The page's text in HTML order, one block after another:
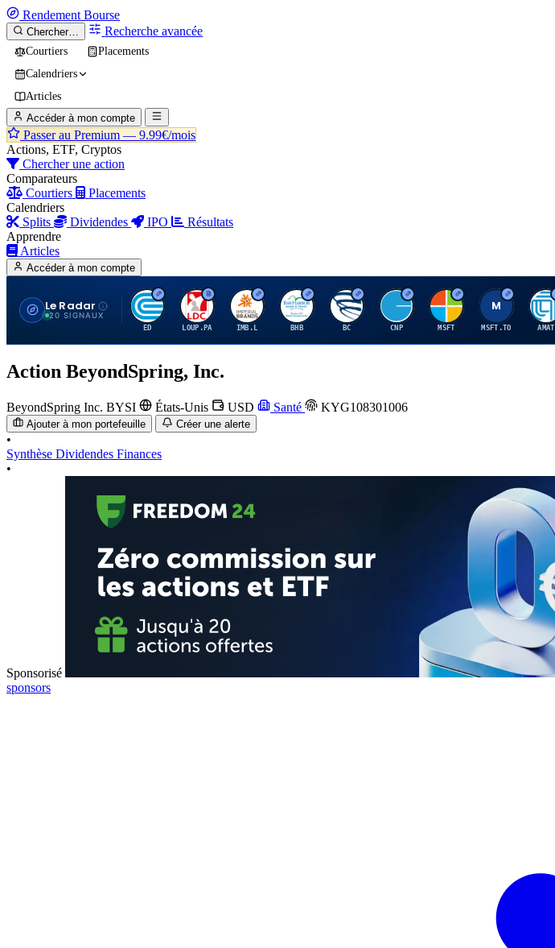
Rendement Bourse
Chercher… Recherche avancée
Courtiers
Placements
Calendriers
Articles
Accéder à mon compte
Passer au Premium — 9.99€/mois
Actions, ETF, Cryptos
Chercher une action
Comparateurs
Courtiers
Placements
Calendriers
Splits
Dividendes IPO
Résultats
Apprendre
Articles
Accéder à mon compte
Le Radar
20 SIGNAUX
C
ED
L
LOUP.PA
I
IMB.L
B
BHB
B
BC
C
CNP
M
MSFT
M
MSFT.TO
A
AMAT
Action BeyondSpring, Inc.
BeyondSpring Inc. BYSI États-Unis USD Santé KYG108301006
Ajouter à mon portefeuille Créer une alerte
•
Synthèse Dividendes Finances
•
Sponsorisé
sponsors